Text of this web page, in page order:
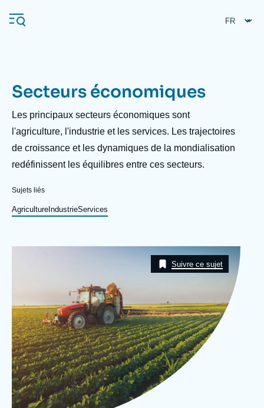
au
contenu
Navigation
principale
L'Ifri
Analyses
Événements
Se connecter
Nous soutenir
À propos de l'Ifri
L'Ifri en bref
Secteurs économiques
Description
Les principaux secteurs économiques sont
l'agriculture, l'industrie et les services. Les trajectoires
de croissance et les dynamiques de la mondialisation
redéfinissent les équilibres entre ces secteurs.
Sujets liés
Agriculture IndustrieServices
Suivre ce sujet